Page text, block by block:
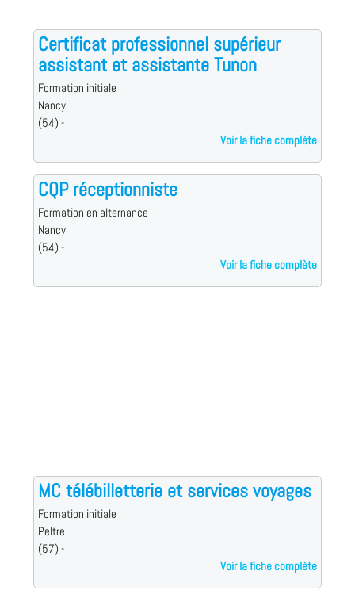
Certificat professionnel supérieur
assistant et assistante Tunon
Formation initiale
Nancy
(54) -
Voir la fiche complète
CQP réceptionniste
Formation en alternance
Nancy
(54) -
Voir la fiche complète
MC télébilletterie et services voyages
Formation initiale
Peltre
(57) -
Voir la fiche complète